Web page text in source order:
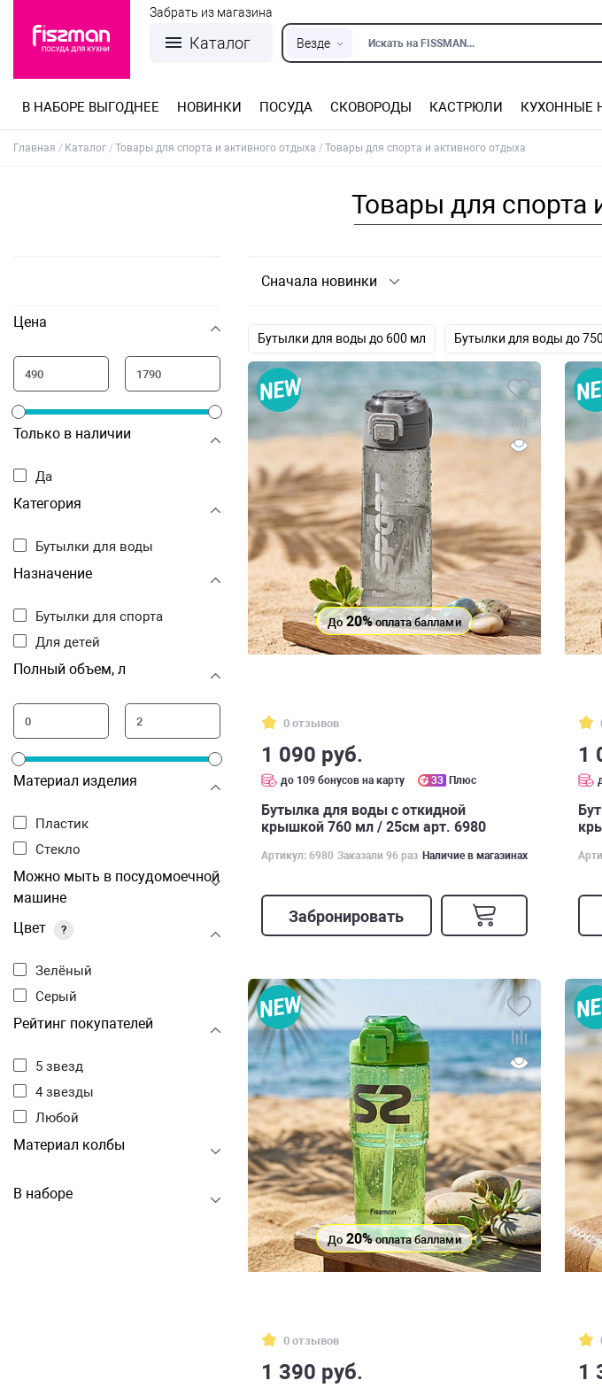
Каталог Везде Искать на FISSMAN...
Забрать из магазина
В НАБОРЕ ВЫГОДНЕЕ НОВИНКИ ПОСУДА СКОВОРОДЫ КАСТРЮЛИ КУХОННЫЕ
Главная Каталог Товары для спорта и активного отдыха Товары для спорта и активного отдыха
Товары для спорта
Цена
Только в наличии
Да
Категория
Бутылки для воды
Назначение
Бутылки для спорта
Для детей
Полный объем, л
Материал изделия
Пластик
Стекло
Можно мыть в посудомоечной
машине
Цвет
?
Зелёный
Серый
Рейтинг покупателей
5 звезд
4 звезды
Любой
Материал колбы
В наборе
Сначала новинки
Бутылки для воды до 600 мл Бутылки для воды до
Бутылки для воды стекло
До20%оплата баллами
0 отзывов
1 090 руб.
до 109 бонусов на карту 33 Плюс
Бутылка для воды с откидной
крышкой 760 мл / 25см арт. 6980
Артикул: 6980 Заказали 96 раз Наличие в магазинах
Забронировать
1
До 20%оплата баллами
0 отзывов
1 390 руб. 1